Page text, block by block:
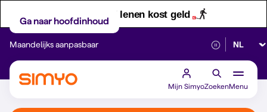
Let op! Geld lenen kost geld
Ga naar hoofdinhoud
Maandelijks aanpasbaar Betrouwbaar
Mijn SimyoZoekenMenu